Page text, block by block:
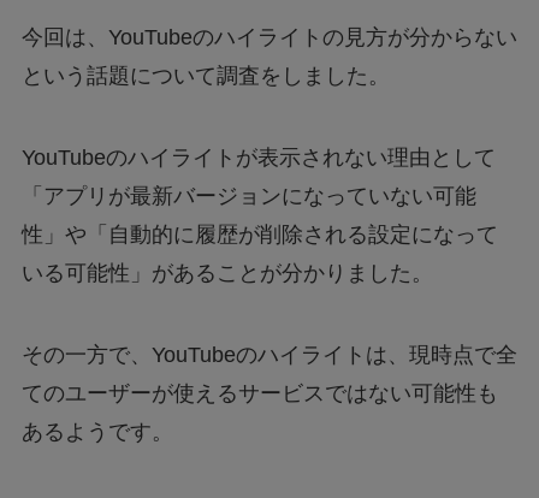
今回は、YouTubeのハイライトの見方が分からない
という話題について調査をしました。
YouTubeのハイライトが表示されない理由として
「アプリが最新バージョンになっていない可能
性」や「自動的に履歴が削除される設定になって
いる可能性」があることが分かりました。
その一方で、YouTubeのハイライトは、現時点で全
てのユーザーが使えるサービスではない可能性も
あるようです。